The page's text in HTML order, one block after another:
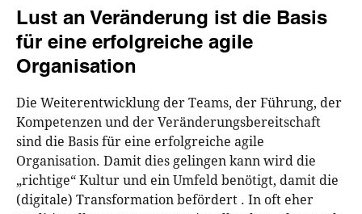
Lust an Veränderung ist die Basis
für eine erfolgreiche agile
Organisation
Die Weiterentwicklung der Teams, der Führung, der
Kompetenzen und der Veränderungsbereitschaft
sind die Basis für eine erfolgreiche agile
Organisation. Damit dies gelingen kann wird die
„richtige“ Kultur und ein Umfeld benötigt, damit die
(digitale) Transformation befördert . In oft eher